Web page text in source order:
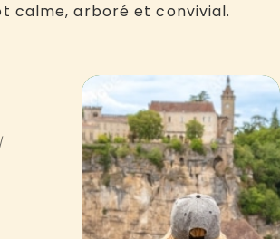
calme, arboré et convivial.